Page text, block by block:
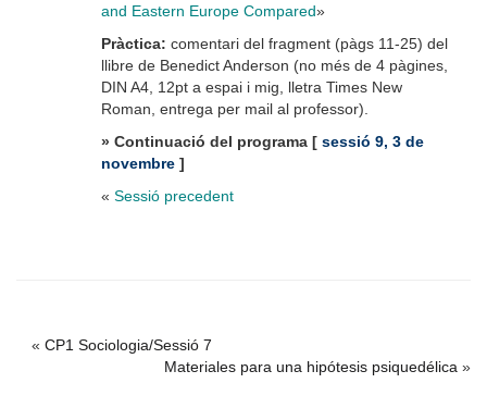
and Eastern Europe Compared»
Pràctica: comentari del fragment (pàgs 11-25) del
llibre de Benedict Anderson (no més de 4 pàgines,
DIN A4, 12pt a espai i mig, lletra Times New
Roman, entrega per mail al professor).
» Continuació del programa [ sessió 9, 3 de
novembre]
« Sessió precedent
« CP1 Sociologia/Sessió 7
Materiales para una hipótesis psiquedélica »